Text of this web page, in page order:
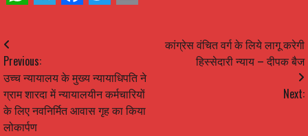
Continue
Reading
Previous:
उच्च न्यायालय के मुख्य न्यायाधिपति ने
ग्राम शारदा में न्यायालयीन कर्मचारियों
के लिए नवनिर्मित आवास गृह का किया
लोकार्पण
Next:
कांग्रेस वंचित वर्ग के लिये लागू करेगी
हिस्सेदारी न्याय – दीपक बैज